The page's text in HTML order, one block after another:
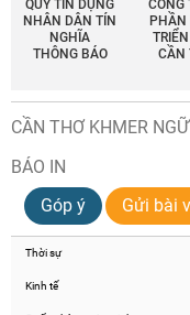
QUỸ TÍN DỤNG
NHÂN DÂN TÍN
NGHĨA
THÔNG BÁO
CÔNG
PHẦN
CẦN
CẦN THƠ KHMER NGỮ
BÁO IN
Góp ý
Gửi bài
Thời sự
Kinh tế